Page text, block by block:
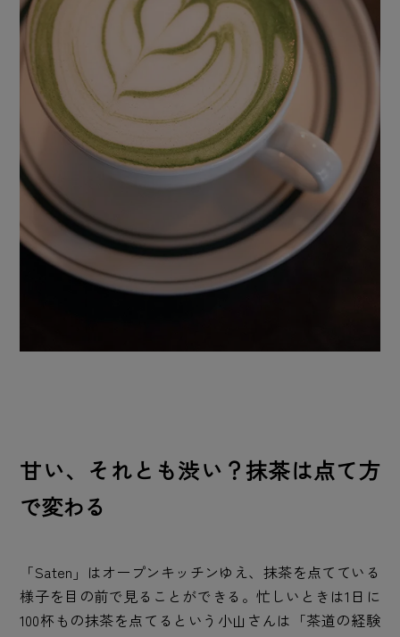
甘い、それとも渋い？抹茶は点て方
で変わる
「Saten」はオープンキッチンゆえ、抹茶を点てている
様子を目の前で見ることができる。忙しいときは1日に
100杯もの抹茶を点てるという小山さんは「茶道の経験